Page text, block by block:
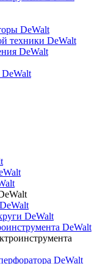
DeWalt
техники DeWalt
DeWalt
DeWalt
DeWalt
DeWalt